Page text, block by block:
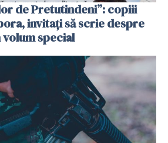
de Pretutindeni”: copiii
invitați să scrie despre
special